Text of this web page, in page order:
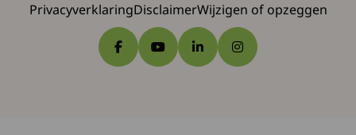
PrivacyverklaringDisclaimerWijzigen of opzeggen
Ga naar Facebook
Ga naar YouTube
Ga naar LinkedIn
Ga naar Instagram